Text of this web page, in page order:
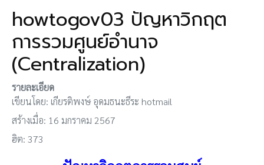
howtogov03 ปัญหาวิกฤต
การรวมศูนย์อำนาจ
(Centralization)
รายละเอียด
เขียนโดย: เกียรติพงษ์ อุดมธนะธีระ hotmail
สร้างเมื่อ: 16 มกราคม 2567
ฮิต: 373